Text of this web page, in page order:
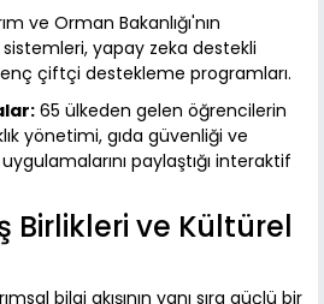
ve Orman Bakanlığı'nın
yapay zeka destekli
çiftçi destekleme programları.
65 ülkeden gelen öğrencilerin
yönetimi, gıda güvenliği ve
paylaştığı interaktif
Birlikleri ve Kültürel
bilgi akışının yanı sıra güçlü bir